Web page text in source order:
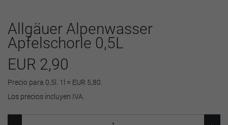
Allgäuer Alpenwasser
Apfelschorle 0,5L
EUR 2,90
Precio para 0,5l. 1l = EUR 5,80.
Los precios incluyen IVA.